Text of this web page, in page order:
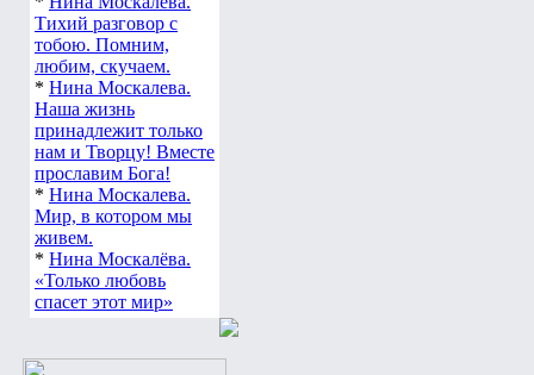
Тихий разговор с
тобою. Помним,
любим, скучаем.
* Нина Москалева.
Наша жизнь
принадлежит только
нам и Творцу! Вместе
прославим Бога!
* Нина Москалева.
Мир, в котором мы
живем.
* Нина Москалёва.
«Только любовь
спасет этот мир»